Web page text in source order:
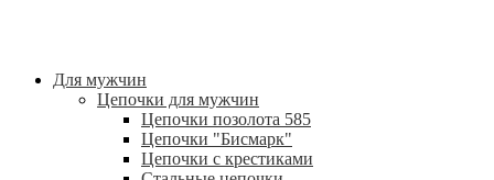
Для мужчин
Цепочки для мужчин
Цепочки позолота 585
Цепочки "Бисмарк"
Цепочки с крестиками